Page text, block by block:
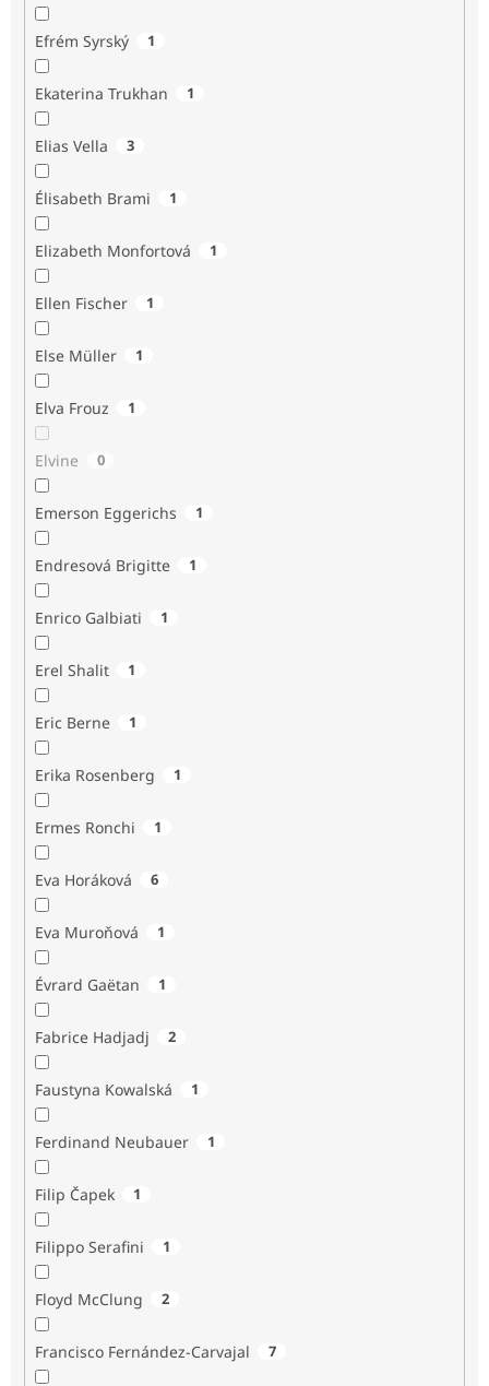
Efrém Syrský 1
Ekaterina Trukhan 1
Elias Vella 3
Élisabeth Brami 1
Elizabeth Monfortová 1
Ellen Fischer 1
Else Müller 1
Elva Frouz 1
Elvine 0
Emerson Eggerichs 1
Endresová Brigitte 1
Enrico Galbiati 1
Erel Shalit 1
Eric Berne 1
Erika Rosenberg 1
Ermes Ronchi 1
Eva Horáková 6
Eva Muroňová 1
Évrard Gaëtan 1
Fabrice Hadjadj 2
Faustyna Kowalská 1
Ferdinand Neubauer 1
Filip Čapek 1
Filippo Serafini 1
Floyd McClung 2
Francisco Fernández-Carvajal 7